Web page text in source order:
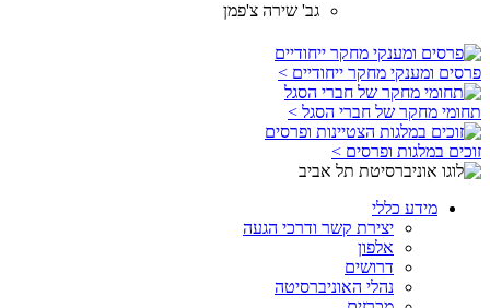
גב' שירה צ'פמן
פרסים ומענקי מחקר ייחודיים >
תחומי מחקר של חברי הסגל >
זוכים במלגות ופרסים >
מידע כללי
יצירת קשר ודרכי הגעה
אלפון
דרושים
נהלי האוניברסיטה